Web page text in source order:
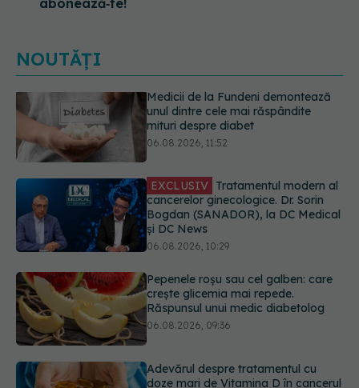
abonează‑te!
NOUTĂȚI
EXCLUSIV Tratamentul modern al
cancerelor ginecologice. Dr. Sorin
Bogdan (SANADOR), la DC Medical
06.08.2026, 10:29
Pepenele roșu sau cel galben: care
crește glicemia mai repede.
Răspunsul unui medic diabetolog
06.08.2026, 09:36
Adevărul despre tratamentul cu
doze mari de Vitamina D în cancerul
colorectal